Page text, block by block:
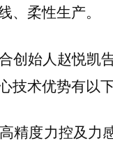
、柔性生产。
创始人赵悦凯
技术优势有以
精度力控及力